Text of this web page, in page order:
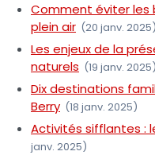
Comment éviter les
plein air (20 janv. 2025)
Les enjeux de la
naturels (19 janv. 2025)
Dix destinations
Berry (18 janv. 2025)
Activités sifflantes :
janv. 2025)